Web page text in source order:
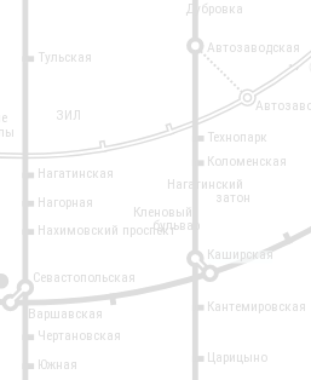
14
Нагатинская
Нагорная
Нахимовский проспект
Севастопольская
Чертановская
Южная
ЗИЛ
Технопарк
Коломенская
Каширская
Кантемировская
Царицыно
Варшавская
Тульская
Дубровка
Автозаводская
Кленовый
бульвар
Нагатинский
затон